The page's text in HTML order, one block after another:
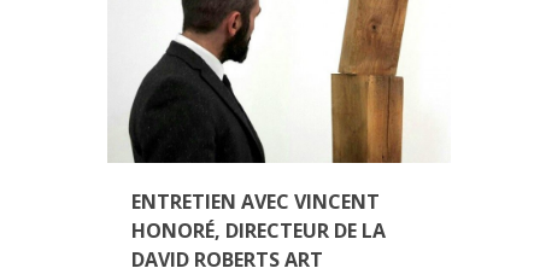
ENTRETIEN AVEC VINCENT
HONORÉ, DIRECTEUR DE LA
DAVID ROBERTS ART